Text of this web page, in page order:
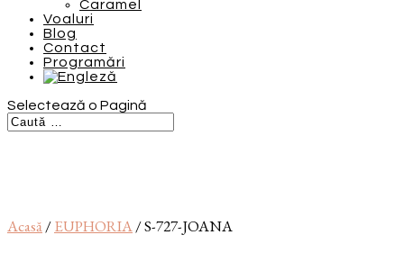
Caramel
Voaluri
Blog
Contact
Programări
Selectează o Pagină
Acasă/EUPHORIA/ S-727-JOANA